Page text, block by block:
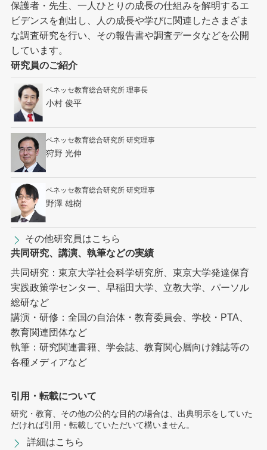
保護者・先生、一人ひとりの成長の仕組みを解明するエ
ビデンスを創出し、人の成長や学びに関連したさまざま
な調査研究を行い、その報告書や調査データなどを公開
しています。
研究員のご紹介
ベネッセ教育総合研究所 理事長
小村 俊平
ベネッセ教育総合研究所 研究理事
狩野 光伸
ベネッセ教育総合研究所 研究理事
野澤 雄樹
その他研究員はこちら
共同研究、講演、執筆などの実績
共同研究：東京大学社会科学研究所、東京大学発達保育
実践政策学センター、早稲田大学、立教大学、パーソル
総研など
講演・研修：全国の自治体・教育委員会、学校・PTA、
教育関連団体など
執筆：研究関連書籍、学会誌、教育関心層向け雑誌等の
各種メディアなど
引用・転載について
研究・教育、その他の公的な目的の場合は、出典明示をしていた
だければ引用・転載していただいて構いません。
詳細はこちら